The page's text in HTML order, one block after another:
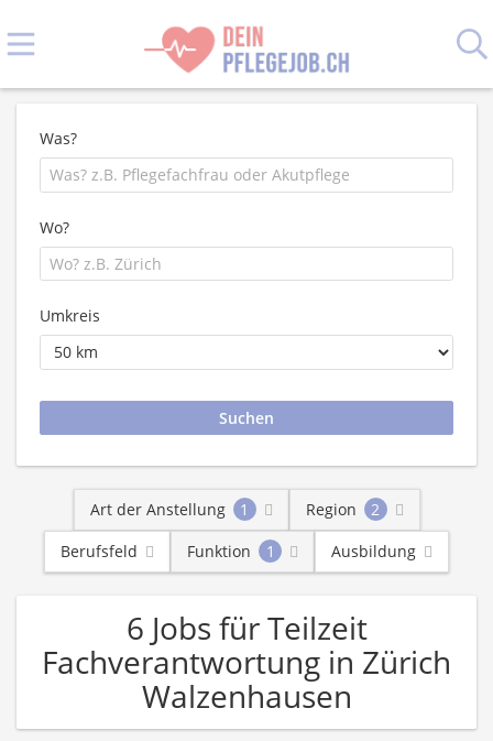
Was?
Wo?
Umkreis
Art der Anstellung 1 Region
2
Berufsfeld
Funktion 1 Ausbildung
6 Jobs für Teilzeit
Fachverantwortung in Zürich
Walzenhausen